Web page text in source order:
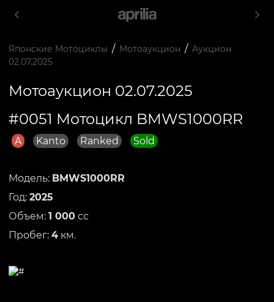
Японские Мотоциклы / Мотоаукцион / Аукцион
02.07.2025
Мотоаукцион 02.07.2025
#0051 Мотоцикл BMWS1000RR
A Kanto Ranked Sold
Модель: BMWS1000RR
Год: 2025
Объем: 1 000 сс
Пробег: 4 км.